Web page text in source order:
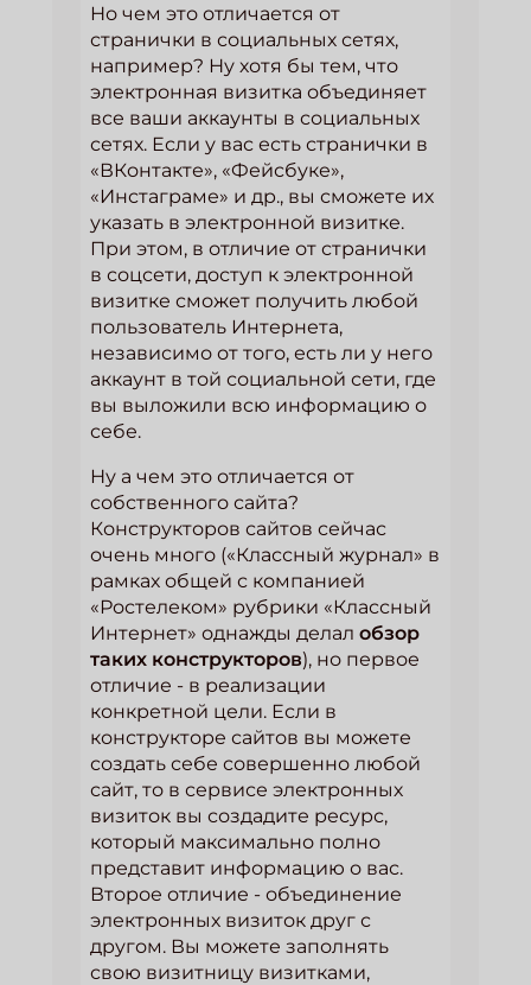
Но чем это отличается от
странички в социальных сетях,
например? Ну хотя бы тем, что
электронная визитка объединяет
все ваши аккаунты в социальных
сетях. Если у вас есть странички в
«ВКонтакте», «Фейсбуке»,
«Инстаграме» и др., вы сможете их
указать в электронной визитке.
При этом, в отличие от странички
в соцсети, доступ к электронной
визитке сможет получить любой
пользователь Интернета,
независимо от того, есть ли у него
аккаунт в той социальной сети, где
вы выложили всю информацию о
себе.
Ну а чем это отличается от
собственного сайта?
Конструкторов сайтов сейчас
очень много («Классный журнал» в
рамках общей с компанией
«Ростелеком» рубрики «Классный
Интернет» однажды делал обзор
таких конструкторов), но первое
отличие - в реализации
конкретной цели. Если в
конструкторе сайтов вы можете
создать себе совершенно любой
сайт, то в сервисе электронных
визиток вы создадите ресурс,
который максимально полно
представит информацию о вас.
Второе отличие - объединение
электронных визиток друг с
другом. Вы можете заполнять
свою визитницу визитками,